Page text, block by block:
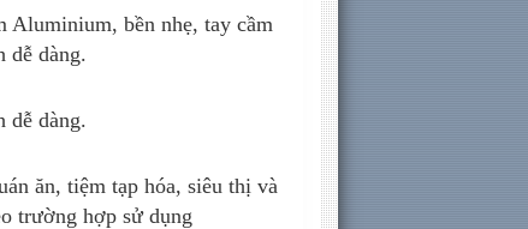
Aluminium, bền nhẹ, tay cầm
dễ dàng.
dễ dàng.
ăn, tiệm tạp hóa, siêu thị và
trường hợp sử dụng